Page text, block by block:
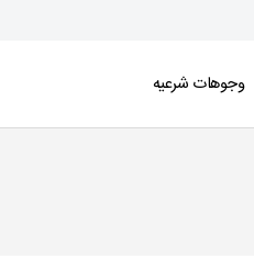
وجوهات شرعیه